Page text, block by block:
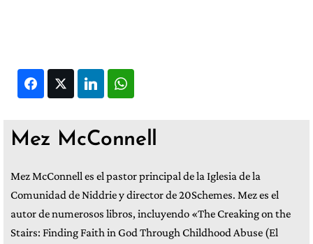
FacebookTwitter LinkedIn
Mez McConnell
Mez McConnell es el pastor principal de la Iglesia de la
Comunidad de Niddrie y director de 20Schemes. Mez es el
autor de numerosos libros, incluyendo «The Creaking on the
Stairs: Finding Faith in God Through Childhood Abuse (El